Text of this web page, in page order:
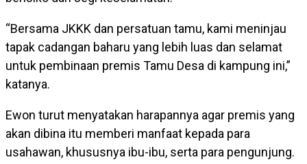
“Bersama JKKK dan persatuan tamu, kami meninjau
tapak cadangan baharu yang lebih luas dan selamat
untuk pembinaan premis Tamu Desa di kampung ini,”
katanya.
Ewon turut menyatakan harapannya agar premis yang
akan dibina itu memberi manfaat kepada para
usahawan, khususnya ibu-ibu, serta para pengunjung.